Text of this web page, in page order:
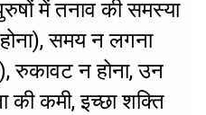
में तनाव की समस्या
समय न लगना
रुकावट न होना, उन
की कमी, इच्छा शक्ति